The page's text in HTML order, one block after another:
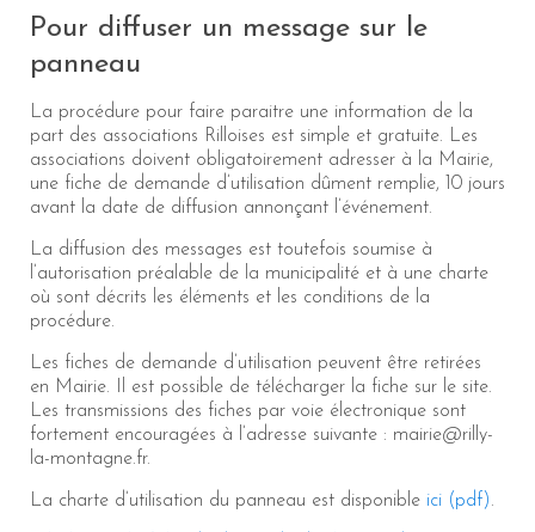
Pour diffuser un message sur le
panneau
La procédure pour faire paraitre une information de la
part des associations Rilloises est simple et gratuite. Les
associations doivent obligatoirement adresser à la Mairie,
une fiche de demande d’utilisation dûment remplie, 10 jours
avant la date de diffusion annonçant l’événement.
La diffusion des messages est toutefois soumise à
l’autorisation préalable de la municipalité et à une charte
où sont décrits les éléments et les conditions de la
procédure.
Les fiches de demande d’utilisation peuvent être retirées
en Mairie. Il est possible de télécharger la fiche sur le site.
Les transmissions des fiches par voie électronique sont
fortement encouragées à l’adresse suivante : mairie@rilly-
la-montagne.fr.
La charte d’utilisation du panneau est disponible ici (pdf).